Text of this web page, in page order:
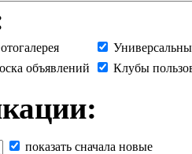
объявлений Клубы
показать сначала новые